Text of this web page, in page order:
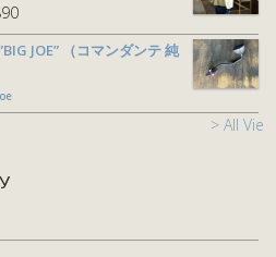
JOE” （コマンダンテ 純
> All View